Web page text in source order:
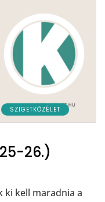
SZIGETKÖZÉLET
26.)
ki kell maradnia a